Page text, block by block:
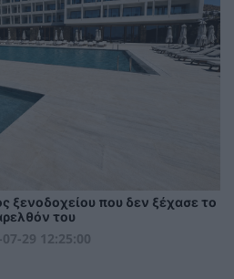
ξενοδοχείου που δεν ξέχασε το
του
29 12:25:00